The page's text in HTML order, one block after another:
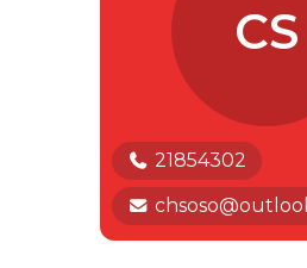
CS
21854302